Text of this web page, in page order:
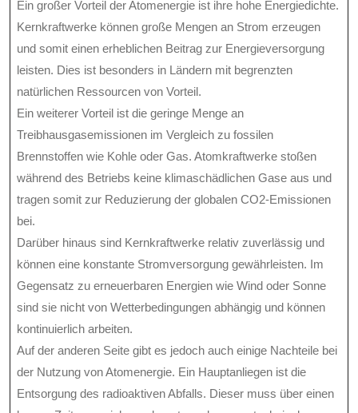
Ein großer Vorteil der Atomenergie ist ihre hohe Energiedichte.
Kernkraftwerke können große Mengen an Strom erzeugen
und somit einen erheblichen Beitrag zur Energieversorgung
leisten. Dies ist besonders in Ländern mit begrenzten
natürlichen Ressourcen von Vorteil.
Ein weiterer Vorteil ist die geringe Menge an
Treibhausgasemissionen im Vergleich zu fossilen
Brennstoffen wie Kohle oder Gas. Atomkraftwerke stoßen
während des Betriebs keine klimaschädlichen Gase aus und
tragen somit zur Reduzierung der globalen CO2-Emissionen
bei.
Darüber hinaus sind Kernkraftwerke relativ zuverlässig und
können eine konstante Stromversorgung gewährleisten. Im
Gegensatz zu erneuerbaren Energien wie Wind oder Sonne
sind sie nicht von Wetterbedingungen abhängig und können
kontinuierlich arbeiten.
Auf der anderen Seite gibt es jedoch auch einige Nachteile bei
der Nutzung von Atomenergie. Ein Hauptanliegen ist die
Entsorgung des radioaktiven Abfalls. Dieser muss über einen